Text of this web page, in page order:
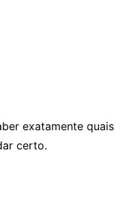
exatamente quais
certo.